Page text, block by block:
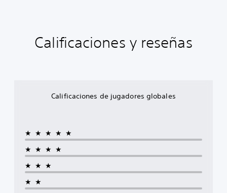
Calificaciones y reseñas
Calificaciones de jugadores globales
★★★★★
★★★★
★★★
★★